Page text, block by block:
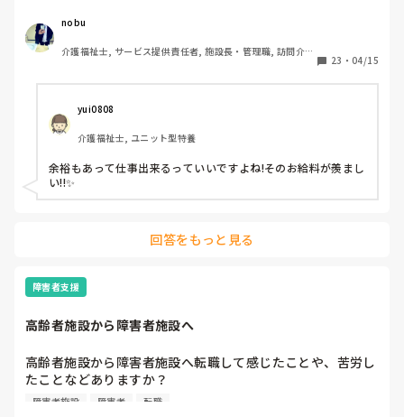
体も精神的にもかなり負担が軽減されました😌
2ヶ月後の夏のボーナスも普通に入るそうでモチベ上がりま
nobu
介護福祉士, サービス提供責任者, 施設長・管理職, 訪問介
23 ・ 04/15
yui0808
介護福祉士, ユニット型特養
余裕もあって仕事出来るっていいですよね!そのお給料が羨まし
い!!✨️
回答をもっと見る
障害者支援
高齢者施設から障害者施設へ
高齢者施設から障害者施設へ転職して感じたことや、苦労し
たことなどありますか？
障害者施設 障害者 転職